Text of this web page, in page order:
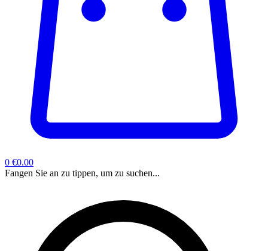
0 €0.00
Fangen Sie an zu tippen, um zu suchen...